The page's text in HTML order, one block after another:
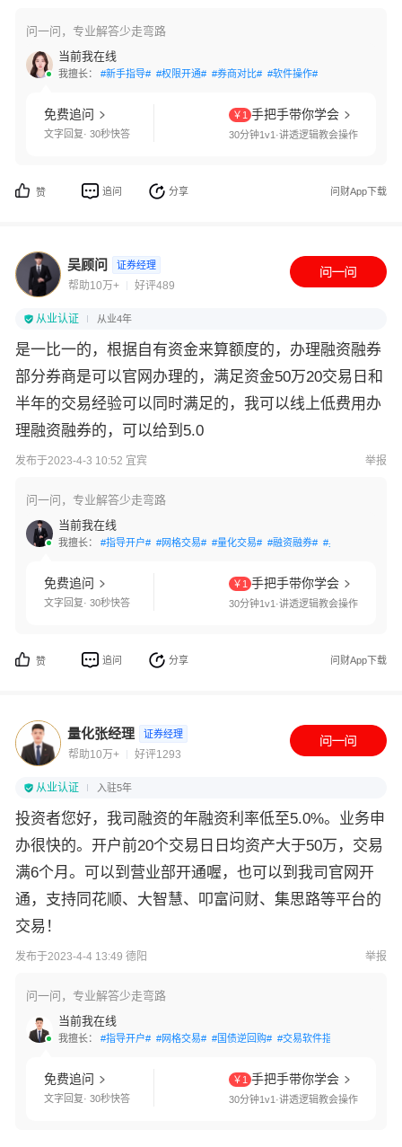
问一问，专业解答少走弯路
当前我在线
我擅长： #新手指导# #权限开通# #券商对比# #软件操作#
免费追问
文字回复· 30秒快答
￥1 手把手带你学会
30分钟1v1·讲透逻辑教会操作
赞 追问 分享 问财App下载
吴顾问 证券经理
帮助10万+ 好评489
从业认证 从业4年
是一比一的，根据自有资金来算额度的，办理融资融券
部分券商是可以官网办理的，满足资金50万20交易日和
半年的交易经验可以同时满足的，我可以线上低费用办
理融资融券的，可以给到5.0
发布于2023-4-3 10:52 宜宾 举报
问一问，专业解答少走弯路
当前我在线
我擅长： #指导开户# #网格交易# #量化交易# #融资融券# #身份验证#
免费追问
文字回复· 30秒快答
￥1 手把手带你学会
30分钟1v1·讲透逻辑教会操作
赞 追问 分享 问财App下载
量化张经理 证券经理
帮助10万+ 好评1293
从业认证 入驻5年
投资者您好，我司融资的年融资利率低至5.0%。业务申
办很快的。开户前20个交易日日均资产大于50万，交易
满6个月。可以到营业部开通喔，也可以到我司官网开
通，支持同花顺、大智慧、叩富问财、集思路等平台的
交易！
发布于2023-4-4 13:49 德阳 举报
问一问，专业解答少走弯路
当前我在线
我擅长： #指导开户# #网格交易# #国债逆回购# #交易软件指导#
免费追问
文字回复· 30秒快答
￥1 手把手带你学会
30分钟1v1·讲透逻辑教会操作